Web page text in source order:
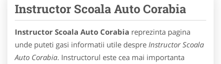
Instructor Scoala Auto Corabia
Instructor Scoala Auto Corabia reprezinta pagina
unde puteti gasi informatii utile despre Instructor Scoala
Auto Corabia. Instructorul este cea mai importanta